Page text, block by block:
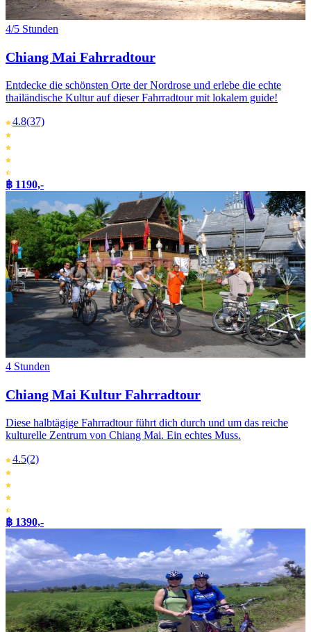
4/5 Stunden
Chiang Mai Fahrradtour
Entdecke die schönsten Orte der Nordrose und erlebe die echte
thailändische Kultur auf dieser Fahrradtour mit lokalem guide!
4.8(37)
฿ 1190,-
4 Stunden
Chiang Mai Kultur Fahrradtour
Diese halbtägige Fahrradtour führt dich durch und um das reiche
kulturelle Zentrum von Chiang Mai. Ein echtes Muss.
4.5(2)
฿ 1390,-